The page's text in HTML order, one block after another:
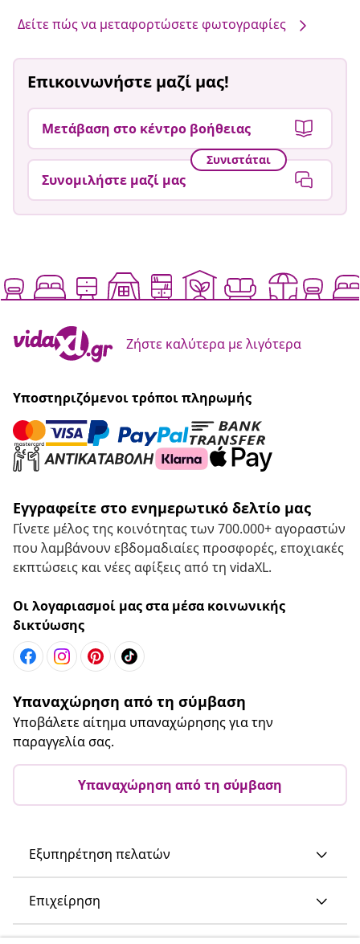
Δείτε πώς να μεταφορτώσετε φωτογραφίες
Επικοινωνήστε μαζί μας!
Μετάβαση στο κέντρο βοήθειας
Συνιστάται
Συνομιλήστε μαζί μας
Ζήστε καλύτερα με λιγότερα
Υποστηριζόμενοι τρόποι πληρωμής
Εγγραφείτε στο ενημερωτικό δελτίο μας
Γίνετε μέλος της κοινότητας των 700.000+ αγοραστών
που λαμβάνουν εβδομαδιαίες προσφορές, εποχιακές
εκπτώσεις και νέες αφίξεις από τη vidaXL.
Οι λογαριασμοί μας στα μέσα κοινωνικής
δικτύωσης
Υπαναχώρηση από τη σύμβαση
Υποβάλετε αίτημα υπαναχώρησης για την
παραγγελία σας.
Υπαναχώρηση από τη σύμβαση
Εξυπηρέτηση πελατών
Επιχείρηση